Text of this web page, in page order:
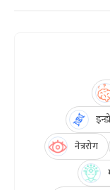
नेत्ररोग